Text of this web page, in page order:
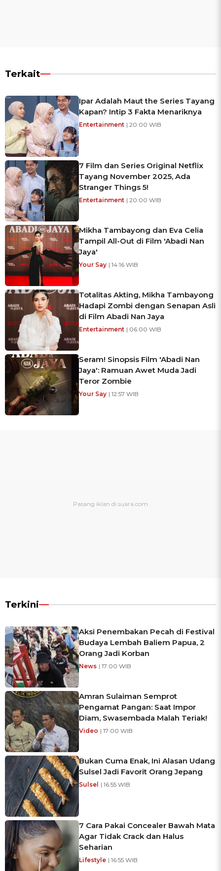
Terkait
Ipar Adalah Maut the Series Tayang
Kapan? Intip 3 Fakta Menariknya
Entertainment | 20:00 WIB
7 Film dan Series Original Netflix
Tayang November 2025, Ada
Stranger Things 5!
Entertainment | 20:00 WIB
Mikha Tambayong dan Eva Celia
Tampil All-Out di Film 'Abadi Nan
Jaya'
Your Say | 14:16 WIB
Totalitas Akting, Mikha Tambayong
Hadapi Zombi dengan Senapan Asli
di Film Abadi Nan Jaya
Entertainment | 06:00 WIB
Seram! Sinopsis Film 'Abadi Nan
Jaya': Ramuan Awet Muda Jadi
Teror Zombie
Your Say | 12:57 WIB
Terkini
Aksi Penembakan Pecah di Festival
Budaya Lembah Baliem Papua, 2
Orang Jadi Korban
News | 17:00 WIB
Amran Sulaiman Semprot
Pengamat Pangan: Saat Impor
Diam, Swasembada Malah Teriak!
Video | 17:00 WIB
Bukan Cuma Enak, Ini Alasan Udang
Sulsel Jadi Favorit Orang Jepang
Sulsel | 16:55 WIB
7 Cara Pakai Concealer Bawah Mata
Agar Tidak Crack dan Halus
Seharian
Lifestyle | 16:55 WIB